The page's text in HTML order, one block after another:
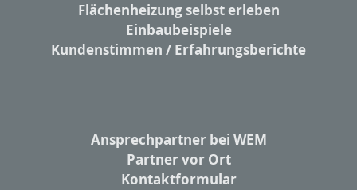
Flächenheizung selbst erleben
Einbaubeispiele
Kundenstimmen / Erfahrungsberichte
Ansprechpartner bei WEM
Partner vor Ort
Kontaktformular